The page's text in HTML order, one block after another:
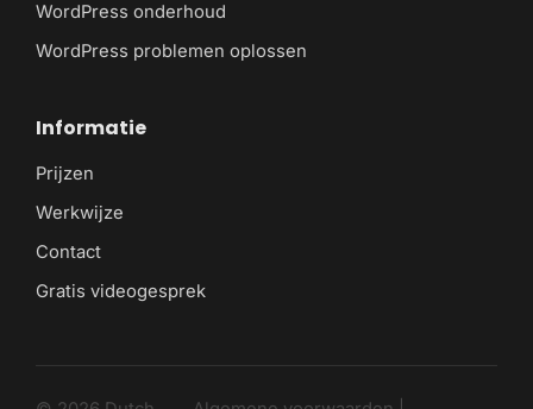
WordPress onderhoud
WordPress problemen oplossen
Informatie
Prijzen
Werkwijze
Contact
Gratis videogesprek